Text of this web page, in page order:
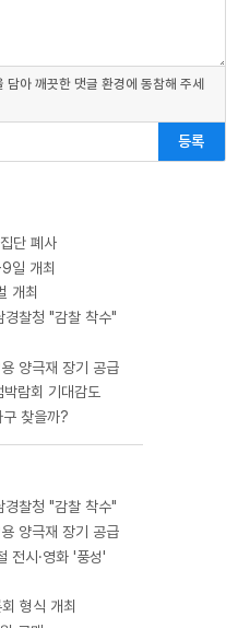
아 깨끗한 댓글 환경에 동참해 주세
등록
단 폐사
일 개최
개최
찰청 "감찰 착수"
양극재 장기 공급
람회 기대감도
찾을까?
찰청 "감찰 착수"
양극재 장기 공급
전시·영화 '풍성'
형식 개최